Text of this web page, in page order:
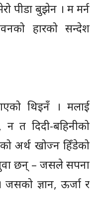
पीडा बुझेन । म मर्न
हारको सन्देश
थिइनँ । मलाई
त दिदी-बहिनीको
अर्थ खोज्न हिँडेको
छन् – जसले सपना
ज्ञान, ऊर्जा र